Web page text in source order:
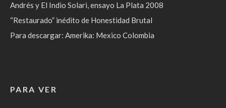
Andrés y El Indio Solari, ensayo La Plata 2008
“Restaurado” inédito de Honestidad Brutal
Para descargar: Amerika: Mexico Colombia
PARA VER